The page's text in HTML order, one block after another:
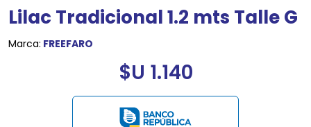
Lilac Tradicional 1.2 mts Talle G
Marca: FREEFARO
$U 1.140